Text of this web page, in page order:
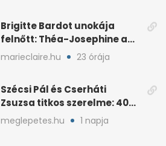
Brigitte Bardot unokája
felnőtt: Théa-Josephine a
nagymamájára hasonlít
marieclaire.hu 23 órája
Szécsi Pál és Cserháti
Zsuzsa titkos szerelme: 40
év után derült ki
meglepetes.hu 1 napja